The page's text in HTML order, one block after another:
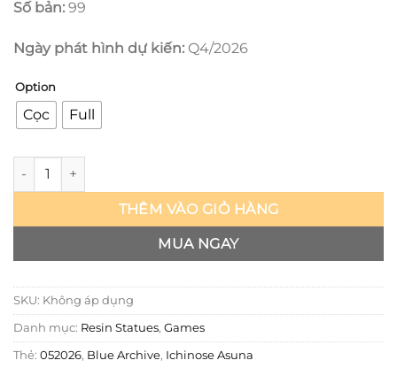
Số bản: 99
Ngày phát hình dự kiến: Q4/2026
Option
Cọc Full
Blue Archive - Ichinose Asuna - Lazy Cat số lượng
THÊM VÀO GIỎ HÀNG
MUA NGAY
SKU: Không áp dụng
Danh mục: Resin Statues, Games
Thẻ: 052026, Blue Archive, Ichinose Asuna